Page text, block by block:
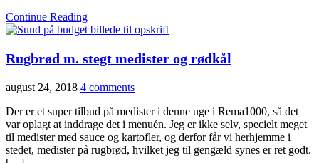
Continue Reading
Rugbrød m. stegt medister og rødkål
august 24, 2018 4 comments
Der er et super tilbud på medister i denne uge i Rema1000, så det
var oplagt at inddrage det i menuén. Jeg er ikke selv, specielt meget
til medister med sauce og kartofler, og derfor får vi herhjemme i
stedet, medister på rugbrød, hvilket jeg til gengæld synes er ret godt.